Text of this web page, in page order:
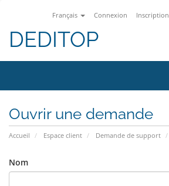
Français Connexion Inscription
DEDITOP
Ouvrir une demande
Accueil Espace client Demande de support
Nom